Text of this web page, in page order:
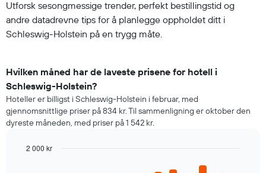
Utforsk sesongmessige trender, perfekt bestillingstid og
andre datadrevne tips for å planlegge oppholdet ditt i
Schleswig-Holstein på en trygg måte.
Hvilken måned har de laveste prisene for hotell i
Schleswig-Holstein?
Hoteller er billigst i Schleswig-Holstein i februar, med
gjennomsnittlige priser på 834 kr. Til sammenligning er oktober den
dyreste måneden, med priser på 1 542 kr.
2 000 kr